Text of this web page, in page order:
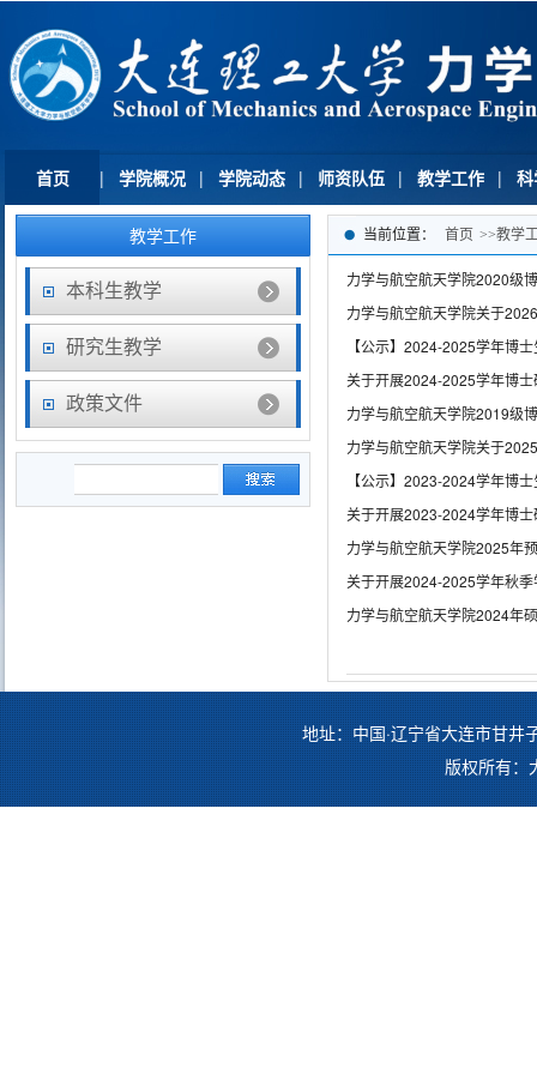
首页 | 学院概况 | 学院动态 | 师资队伍 | 教学工作 |
教学工作
本科生教学
研究生教学
政策文件
当前位置： 首页 >>教学
力学与航空航天学院2020级
力学与航空航天学院关于
【公示】2024-2025学年博
关于开展2024-2025学年博
力学与航空航天学院2019级
力学与航空航天学院关于
【公示】2023-2024学年博
关于开展2023-2024学年博
力学与航空航天学院2025年
关于开展2024-2025学年秋
力学与航空航天学院2024年
地址：中国·辽宁省大连市甘
版权所有：